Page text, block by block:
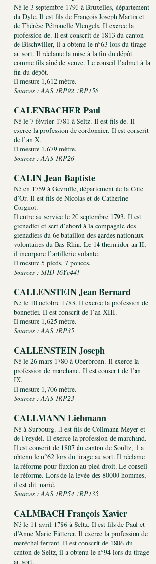
Né le 3 septembre 1793 à Bruxelles, département
du Dyle. Il est fils de François Joseph Martin et
de Thérèse Pétronelle Vlengels. Il exerce la
profession de. Il est conscrit de 1813 du canton
de Bischwiller, il a obtenu le n°63 lors du tirage
au sort. Il réclame la mise à la fin du dépôt
comme fils aîné de veuve. Le conseil l’admet à la
fin du dépôt.
Il mesure 1,612 mètre.
Sources : AAS 1RP92 1RP158
CALENBACHER Paul
Né le 7 février 1781 à Seltz. Il est fils de. Il
exerce la profession de cordonnier. Il est conscrit
de l’an X.
Il mesure 1,679 mètre.
Sources : AAS 1RP26
CALIN Jean Baptiste
Né en 1769 à Gevrolle, département de la Côte
d’Or. Il est fils de Nicolas et de Catherine
Corgnot.
Il entre au service le 20 septembre 1793. Il est
grenadier et sert d’abord à la compagnie des
grenadiers du 6e bataillon des gardes nationaux
volontaires du Bas-Rhin. Le 14 thermidor an II,
il incorpore l’artillerie volante.
Il mesure 5 pieds, 7 pouces.
Sources : SHD 16Yc441
CALLENSTEIN Jean Bernard
Né le 10 octobre 1783. Il exerce la profession de
bonnetier. Il est conscrit de l’an XIII.
Il mesure 1,625 mètre.
Sources : AAS 1RP35
CALLENSTEIN Joseph
Né le 26 mars 1780 à Oberbronn. Il exerce la
profession de marchand. Il est conscrit de l’an
IX.
Il mesure 1,706 mètre.
Sources : AAS 1RP23
CALLMANN Liebmann
Né à Surbourg. Il est fils de Collmann Meyer et
de Freydel. Il exerce la profession de marchand.
Il est conscrit de 1807 du canton de Soultz, il a
obtenu le n°62 lors du tirage au sort. Il réclame
la réforme pour fluxion au pied droit. Le conseil
le réforme. Lors de la levée des 80000 hommes,
il est dit marié.
Sources : AAS 1RP54 1RP135
CALMBACH François Xavier
Né le 11 avril 1786 à Seltz. Il est fils de Paul et
d’Anne Marie Fütterer. Il exerce la profession de
maréchal ferrant. Il est conscrit de 1806 du
canton de Seltz, il a obtenu le n°94 lors du tirage
au sort.